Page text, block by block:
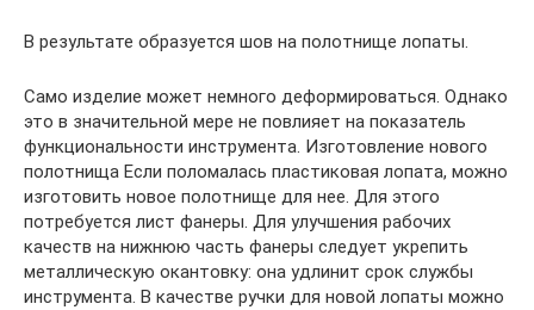
В результате образуется шов на полотнище лопаты.
Само изделие может немного деформироваться. Однако
это в значительной мере не повлияет на показатель
функциональности инструмента. Изготовление нового
полотнища Если поломалась пластиковая лопата, можно
изготовить новое полотнище для нее. Для этого
потребуется лист фанеры. Для улучшения рабочих
качеств на нижнюю часть фанеры следует укрепить
металлическую окантовку: она удлинит срок службы
инструмента. В качестве ручки для новой лопаты можно